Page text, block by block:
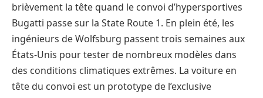
brièvement la tête quand le convoi d’hypersportives
Bugatti passe sur la State Route 1. En plein été, les
ingénieurs de Wolfsburg passent trois semaines aux
États-Unis pour tester de nombreux modèles dans
des conditions climatiques extrêmes. La voiture en
tête du convoi est un prototype de l’exclusive